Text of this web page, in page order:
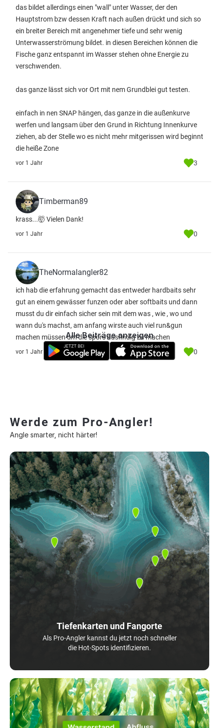
das bildet allerdings einen "wall" unter Wasser, der den
Hauptstrom bzw dessen Kraft nach außen drückt und sich so
ein breiter Bereich mit angenehmer tiefe und sehr wenig
Unterwasserströmung bildet. in diesen Bereichen können die
Fische ganz entspannt im Wasser stehen ohne Energie zu
verschwenden.
das ganze lässt sich vor Ort mit nem Grundblei gut testen.
einfach in nen SNAP hängen, das ganze in die außenkurve
werfen und langsam über den Grund in Richtung Innenkurve
ziehen, ab der Stelle wo es nicht mehr mitgerissen wird beginnt
die heiße Zone
vor 1 Jahr 3
Timberman89
krass...🤯 Vielen Dank!
vor 1 Jahr 0
TheNormalangler82
ich hab die erfahrung gemacht das entweder hardbaits sehr
gut an einem gewässer funzen oder aber softbaits und dann
musst du dir einfach sicher sein mit dem was , wie , wo und
wann du's machst, am anfang wirste auch viel run&gun
machen müssen um die spors ausfindig zu machen
vor 1 Jahr 0
Alle Beiträge anzeigen
Werde zum Pro-Angler!
Angle smarter, nicht härter!
Tiefenkarten und Fangorte
Als Pro-Angler kannst du jetzt noch schneller
die Hot-Spots identifizieren.